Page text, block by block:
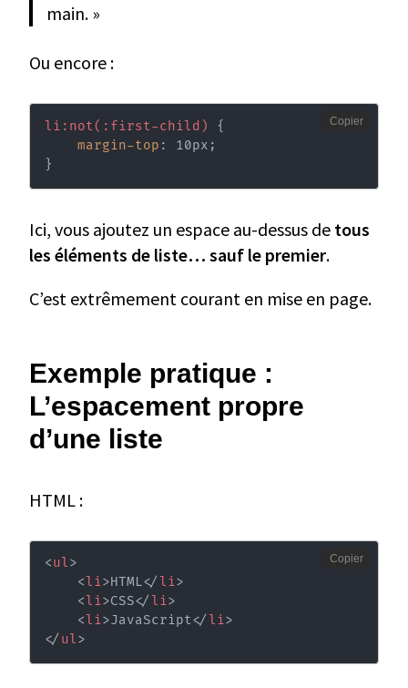
main. »
Ou encore :
li:not(:first-child)
{
margin-top : 10px ;
}
Copier
Ici, vous ajoutez un espace au-dessus de tous
les éléments de liste… sauf le premier.
C’est extrêmement courant en mise en page.
Exemple pratique :
L’espacement propre
d’une liste
HTML :
<ul>
<li>HTML</li>
<li>CSS</li>
<li>JavaScript</li>
</ ul>
Copier